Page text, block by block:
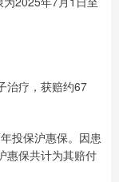
治疗，获赔约67
投保沪惠保。因患
惠保共计为其赔付